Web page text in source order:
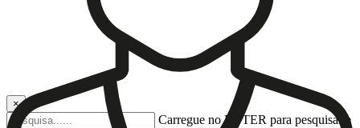
×
Carregue no ENTER para pesquisar e